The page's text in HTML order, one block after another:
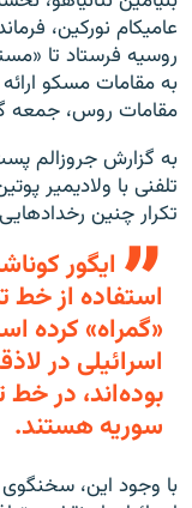
عامیکام نورکین،
روسیه فرستاد تا
به مقامات مسکو ارائه
مقامات روس، جمعه
به گزارش جروزالم
تلفنی با ولادیمیر
تکرار چنین
ایگور
استفاده از خط
«گمراه» کرده
اسرائیلی در
بوده‌اند، در
سوریه هستند.
با وجود این،